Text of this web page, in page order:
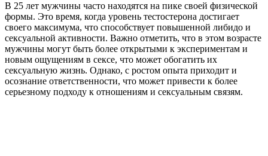
В 25 лет мужчины часто находятся на пике своей физической
формы. Это время, когда уровень тестостерона достигает
своего максимума, что способствует повышенной либидо и
сексуальной активности. Важно отметить, что в этом возрасте
мужчины могут быть более открытыми к экспериментам и
новым ощущениям в сексе, что может обогатить их
сексуальную жизнь. Однако, с ростом опыта приходит и
осознание ответственности, что может привести к более
серьезному подходу к отношениям и сексуальным связям.